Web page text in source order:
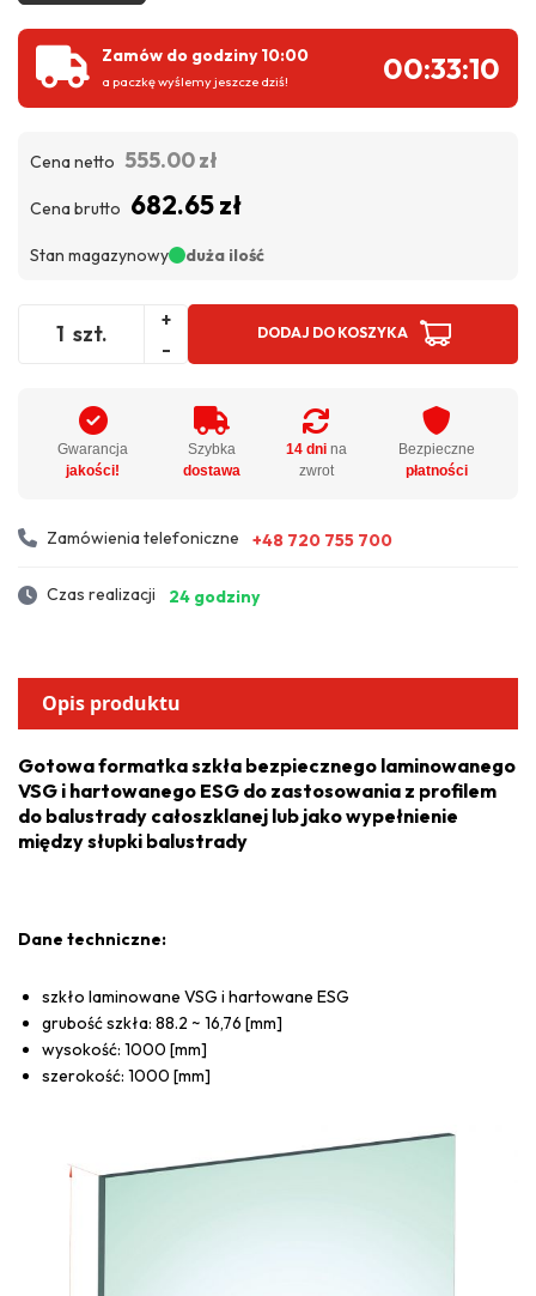
Zamów do godziny 10:00
a paczkę wyślemy jeszcze dziś! 00:33:09
Cena netto 555.00 zł
Cena brutto 682.65 zł
Stan magazynowy duża ilość
szt.
+
-
DODAJ DO KOSZYKA
Gwarancja
jakości!
Szybka
dostawa
14 dnina
zwrot
Bezpieczne
płatności
Zamówienia telefoniczne +48 720 755 700
Czas realizacji 24 godziny
Opis produktu
Gotowa formatka szkła bezpiecznego laminowanego
VSG i hartowanego ESG do zastosowania z profilem
do balustrady całoszklanej lub jako wypełnienie
między słupki balustrady
Dane techniczne:
szkło laminowane VSG i hartowane ESG
grubość szkła: 88.2 ~ 16,76 [mm]
wysokość: 1000 [mm]
szerokość: 1000 [mm]